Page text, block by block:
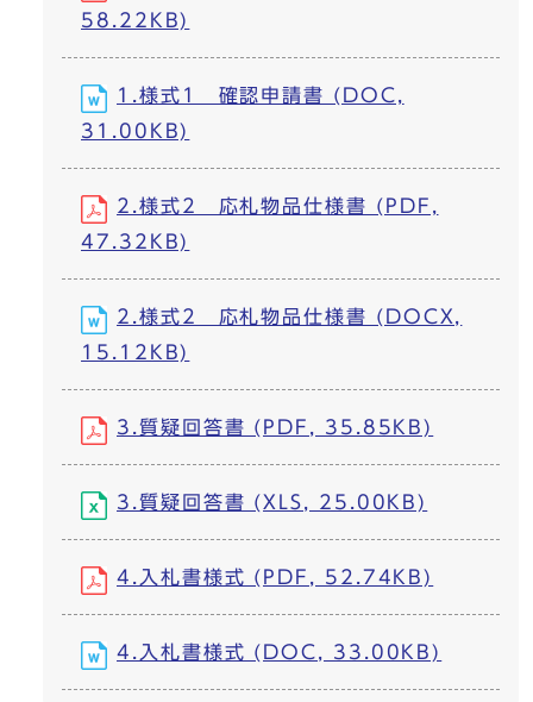
58.22KB)
1.様式1 確認申請書 (DOC,
31.00KB)
2.様式2 応札物品仕様書 (PDF,
47.32KB)
2.様式2 応札物品仕様書 (DOCX,
15.12KB)
3.質疑回答書 (PDF, 35.85KB)
3.質疑回答書 (XLS, 25.00KB)
4.入札書様式 (PDF, 52.74KB)
4.入札書様式 (DOC, 33.00KB)